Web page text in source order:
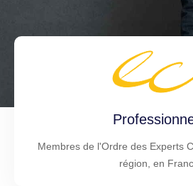
Membres de l'Ordre des Experts
région, en